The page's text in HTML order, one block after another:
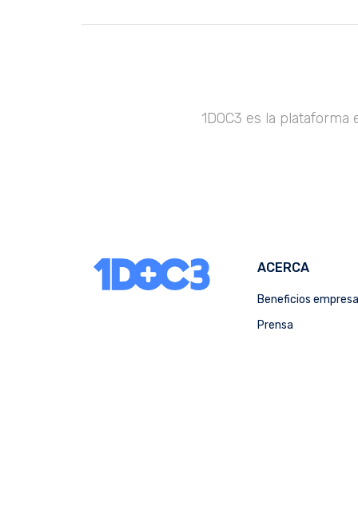
1DOC3 es la
ACERCA
Beneficios
Prensa